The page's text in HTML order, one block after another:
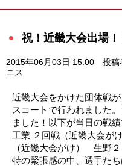
祝！近畿大会出場！
2015年06月03日 15:00 投稿
ニス
近畿大会をかけた団体戦
スコートで行われました
ました！以下が当日の戦
工業 ２回戦（近畿大会が
（近畿大会がけ） 生野
特の緊張感の中、選手た